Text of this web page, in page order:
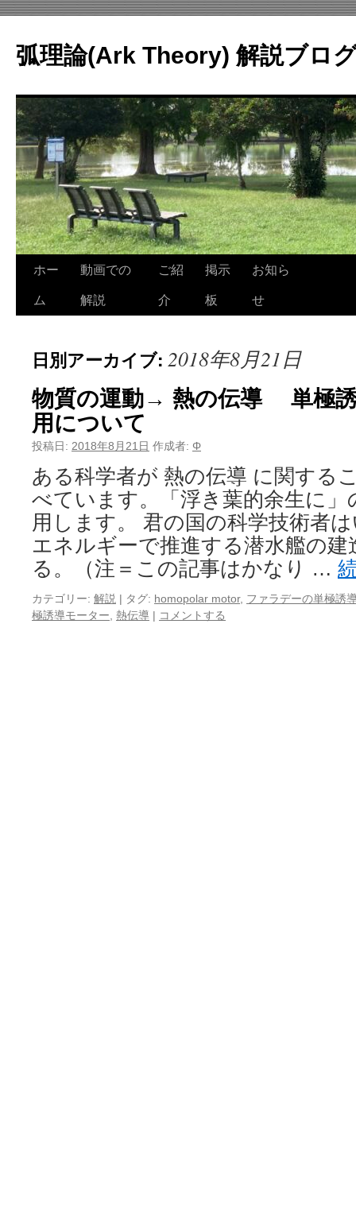
テ
ン
へ
ス
キ
ッ
プ
弧理論(Ark Theory) 解説ブロ
ホー
ム
動画での
解説
ご紹
介
掲示
板
お知ら
せ
日別アーカイブ: 2018年8月21日
物質の運動→ 熱の伝導 単極誘
用について
投稿日: 2018年8月21日 作成者: Φ
ある科学者が 熱の伝導 に関する
べています。「浮き葉的余生に
用します。 君の国の科学技術者
エネルギーで推進する潜水艦の
る。（注＝この記事はかなり …
カテゴリー: 解説 | タグ: homopolar motor, ファラデーの単極誘
極誘導モーター 熱伝導 | コメントする